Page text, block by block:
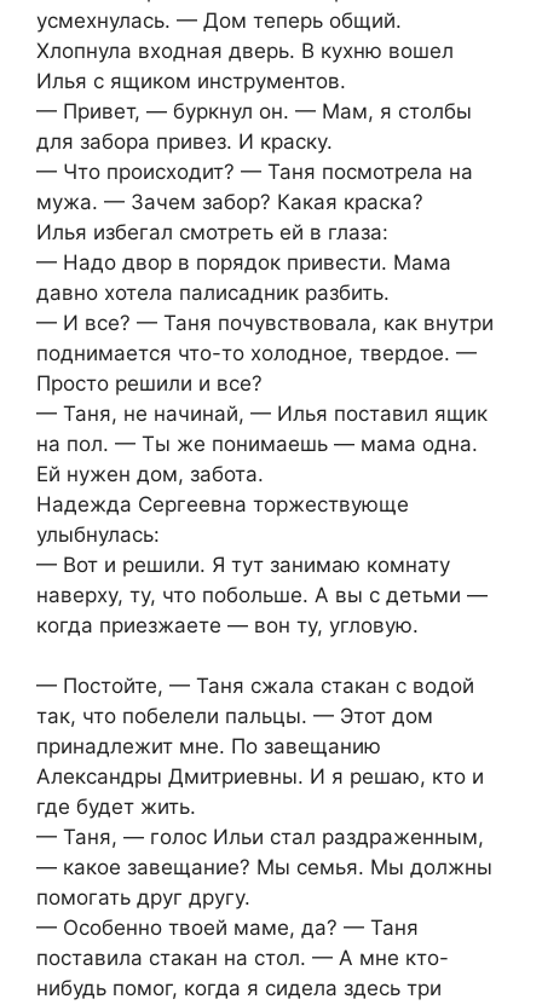
усмехнулась. — Дом теперь общий.
Хлопнула входная дверь. В кухню вошел
Илья с ящиком инструментов.
— Привет, — буркнул он. — Мам, я столбы
для забора привез. И краску.
— Что происходит? — Таня посмотрела на
мужа. — Зачем забор? Какая краска?
Илья избегал смотреть ей в глаза:
— Надо двор в порядок привести. Мама
давно хотела палисадник разбить.
— И все? — Таня почувствовала, как внутри
поднимается что-то холодное, твердое. —
Просто решили и все?
— Таня, не начинай, — Илья поставил ящик
на пол. — Ты же понимаешь — мама одна.
Ей нужен дом, забота.
Надежда Сергеевна торжествующе
улыбнулась:
— Вот и решили. Я тут занимаю комнату
наверху, ту, что побольше. А вы с детьми —
когда приезжаете — вон ту, угловую.
— Постойте, — Таня сжала стакан с водой
так, что побелели пальцы. — Этот дом
принадлежит мне. По завещанию
Александры Дмитриевны. И я решаю, кто и
где будет жить.
— Таня, — голос Ильи стал раздраженным,
— какое завещание? Мы семья. Мы должны
помогать друг другу.
— Особенно твоей маме, да? — Таня
поставила стакан на стол. — А мне кто-
нибудь помог, когда я сидела здесь три